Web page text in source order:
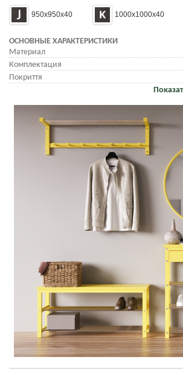
950x950x40 1000x1000x40
ОСНОВНЫЕ ХАРАКТЕРИСТИКИ
Материал
Комплектация
Покриття